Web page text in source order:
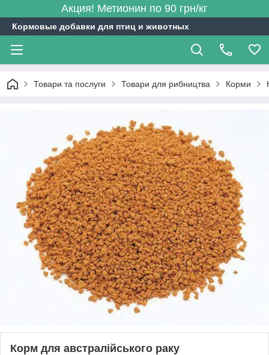
Акция! Метионин по 90 грн/кг
Кормовые добавки для птиц и животных
Товари та послуги Товари для рибництва Корми
Корм для австралійського раку